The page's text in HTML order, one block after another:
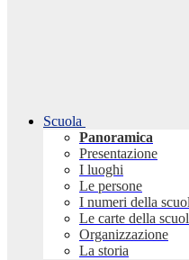
Scuola
Panoramica
Presentazione
I luoghi
Le persone
I numeri della
Le carte della
Organizzazione
La storia